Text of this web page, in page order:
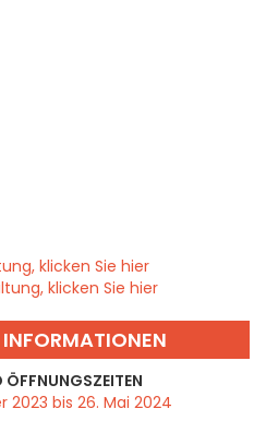
klicken Sie hier
klicken Sie hier
ÖFFNUNGSZEITEN
2023 bis 26. Mai 2024